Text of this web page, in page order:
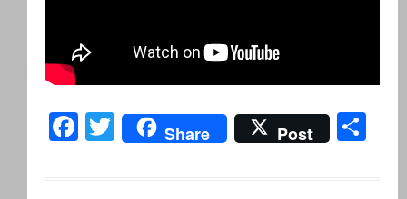
Facebook
Twitter
Share Post